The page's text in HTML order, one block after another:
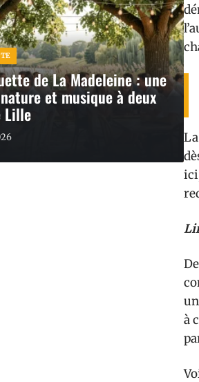
de La Madeleine : une
et musique à deux
Lille
à